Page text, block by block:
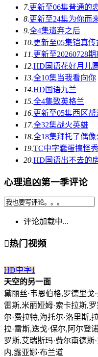
7.更新至06集普通的
8.更新至24集为你而
9.全4集遗弃之后
10.更新至05集铠真传
11.更新至20260728期
12.HD国语花好月儿圆
13.全10集当我看向你
14.HD国语九兰
15.全4集致英格兰
16.更新至05集西区帮
17.全32集战火英雄
18.全18集拜托了偶像
19.TC中字蠢蛋搞怪
20.HD国语出不去的
心理追凶第一季评论
评论加载中...
热门视频
HD中字1
天空的另一面
黛丽丝·韦恩伯格,罗德里戈
雷斯,米丽娅姆·索卡拉斯,
尔·费拉特,海托尔·洛里斯,
拉·雷斯,迭戈·保尔,阿尔登
罗斯,艾瑞斯玛·费尔南德斯
内,露亚娜·布兰道